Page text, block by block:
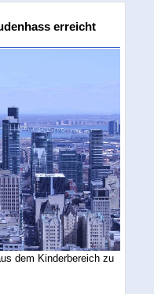
erreicht
dem Kinderbereich zu